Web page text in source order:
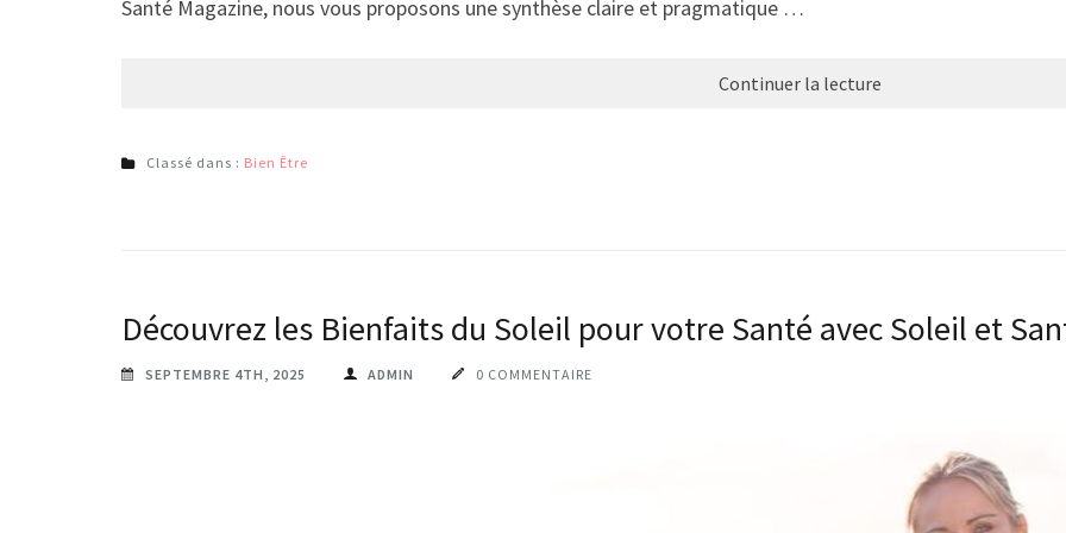
Santé Magazine, nous vous proposons une synthèse claire et pragmatique …
Continuer la lecture
Classé dans : Bien Être
Découvrez les Bienfaits du Soleil pour votre Santé avec Soleil et
SEPTEMBRE 4TH, 2025 ADMIN 0 COMMENTAIRE